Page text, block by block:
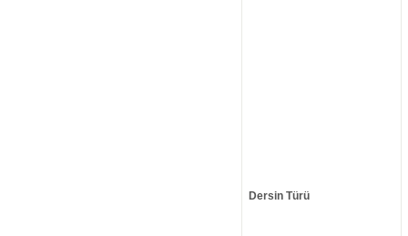
Dersin Türü